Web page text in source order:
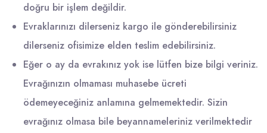
doğru bir işlem değildir.
Evraklarınızı dilerseniz kargo ile gönderebilirsiniz
dilerseniz ofisimize elden teslim edebilirsiniz.
Eğer o ay da evrakınız yok ise lütfen bize bilgi veriniz.
Evrağınızın olmaması muhasebe ücreti
ödemeyeceğiniz anlamına gelmemektedir. Sizin
evrağınız olmasa bile beyannameleriniz verilmektedir